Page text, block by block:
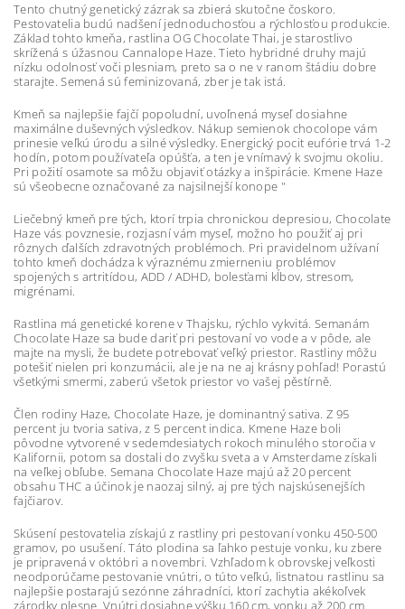
Tento chutný genetický zázrak sa zbierá skutočne čoskoro.
Pestovatelia budú nadšení jednoduchosťou a rýchlosťou produkcie.
Základ tohto kmeňa, rastlina OG Chocolate Thai, je starostlivo
skrížená s úžasnou Cannalope Haze. Tieto hybridné druhy majú
nízku odolnosť voči plesniam, preto sa o ne v ranom štádiu dobre
starajte. Semená sú feminizovaná, zber je tak istá.
Kmeň sa najlepšie fajčí popoludní, uvoľnená myseľ dosiahne
maximálne duševných výsledkov. Nákup semienok chocolope vám
prinesie veľkú úrodu a silné výsledky. Energický pocit eufórie trvá 1-2
hodín, potom používateľa opúšťa, a ten je vnímavý k svojmu okoliu.
Pri požití osamote sa môžu objaviť otázky a inšpirácie. Kmene Haze
sú všeobecne označované za najsilnejší konope "
Liečebný kmeň pre tých, ktorí trpia chronickou depresiou, Chocolate
Haze vás povznesie, rozjasní vám myseľ, možno ho použiť aj pri
rôznych ďalších zdravotných problémoch. Pri pravidelnom užívaní
tohto kmeň dochádza k výraznému zmierneniu problémov
spojených s artritídou, ADD / ADHD, bolesťami kĺbov, stresom,
migrénami.
Rastlina má genetické korene v Thajsku, rýchlo vykvitá. Semanám
Chocolate Haze sa bude dariť pri pestovaní vo vode a v pôde, ale
majte na mysli, že budete potrebovať veľký priestor. Rastliny môžu
potešiť nielen pri konzumácii, ale je na ne aj krásny pohľad! Porastú
všetkými smermi, zaberú všetok priestor vo vašej pěstírně.
Člen rodiny Haze, Chocolate Haze, je dominantný sativa. Z 95
percent ju tvoria sativa, z 5 percent indica. Kmene Haze boli
pôvodne vytvorené v sedemdesiatych rokoch minulého storočia v
Kalifornii, potom sa dostali do zvyšku sveta a v Amsterdame získali
na veľkej obľube. Semana Chocolate Haze majú až 20 percent
obsahu THC a účinok je naozaj silný, aj pre tých najskúsenejších
fajčiarov.
Skúsení pestovatelia získajú z rastliny pri pestovaní vonku 450-500
gramov, po usušení. Táto plodina sa ľahko pestuje vonku, ku zbere
je pripravená v októbri a novembri. Vzhľadom k obrovskej veľkosti
neodporúčame pestovanie vnútri, o túto veľkú, listnatou rastlinu sa
najlepšie postarajú sezónne záhradníci, ktorí zachytia akékoľvek
zárodky plesne. Vnútri dosiahne výšku 160 cm, vonku až 200 cm.